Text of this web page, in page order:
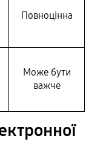
Повноцінна
Може бути
важче